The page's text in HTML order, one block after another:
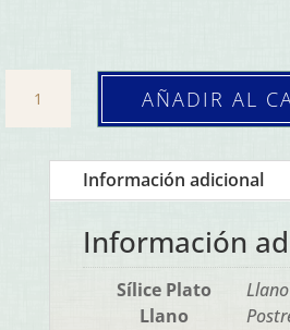
Omega
AÑADIR AL
Información adicional
Información
Sílice Plato
Llano